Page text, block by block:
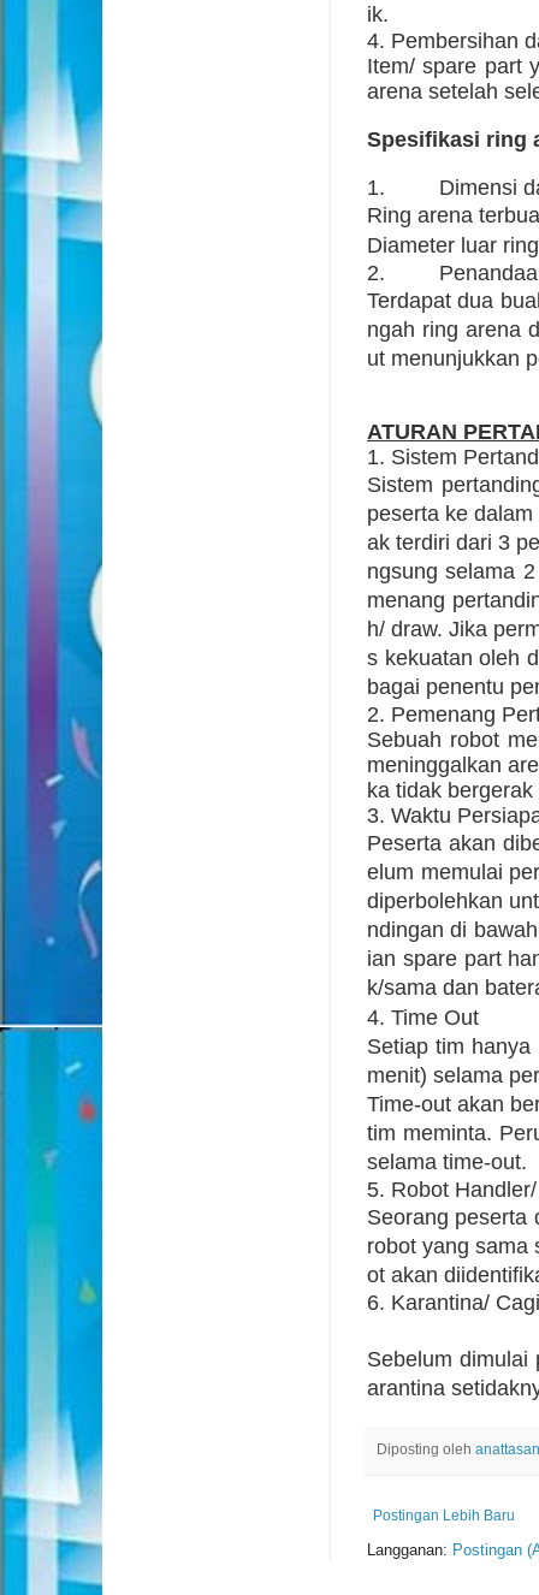
ik.
4. Pembersihan
Item/ spare part
arena setelah
Spesifikasi ring
1. Dimensi
Ring arena
Diameter luar r
2.
Terdapat dua
ngah ring arena
ut menunjukkan
ATURAN
1. Sistem
Sistem
peserta ke
ak terdiri dari 3
ngsung selama
menang
h/ draw. Jika
s kekuatan oleh
bagai penentu
2. Pemenang
Sebuah robot
meninggalkan
ka tidak
3. Waktu
Peserta akan
elum memulai
diperbolehkan
ndingan di
ian spare part
k/sama dan
4. Time Out
Setiap tim
menit) selama
Time-out akan
tim meminta.
selama time-out.
5. Robot
Seorang peserta
robot yang sama
ot akan
6. Karantina/
Sebelum dimulai
arantina
Diposting oleh
Postingan Lebih Baru
Langganan: Postingan